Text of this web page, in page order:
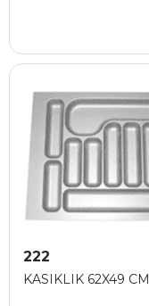
222
KASIKLIK 62X49 CM